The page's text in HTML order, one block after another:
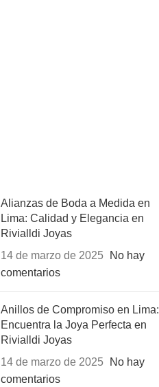
Alianzas de Boda a Medida en
Lima: Calidad y Elegancia en
Rivialldi Joyas
14 de marzo de 2025
No hay
comentarios
Anillos de Compromiso en Lima:
Encuentra la Joya Perfecta en
Rivialldi Joyas
14 de marzo de 2025
No hay
comentarios